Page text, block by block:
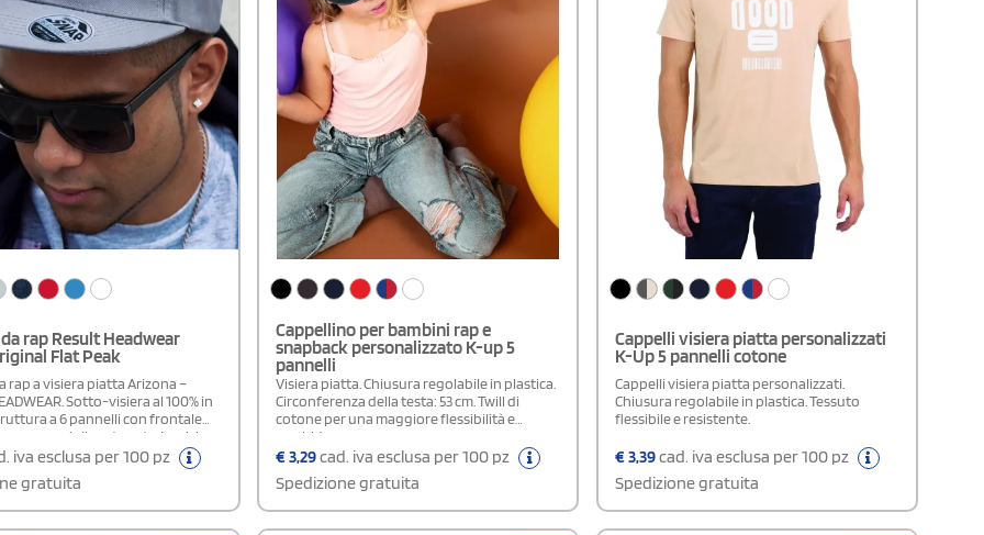
rap Result Headwear
Flat Peak
rap a visiera piatta Arizona –
Sotto-visiera al 100% in
a 6 pannelli con frontale
per una migliore tenuta. La visiera
sei linee di cucitura e
in PU che garantisce stabilità e
dotati di occhielli per una
e di pratica chiusura a
regolazione semplice e sicura.
iva esclusa per 100 pz
gratuita
Cappellino per bambini rap e
snapback personalizzato K-up 5
pannelli
Visiera piatta. Chiusura regolabile in plastica.
Circonferenza della testa: 53 cm. Twill di
cotone per una maggiore flessibilità e
morbidezza.
€3,29cad. iva esclusa per 100 pz
Spedizione gratuita
Cappelli visiera piatta personalizzati
K-Up 5 pannelli cotone
Cappelli visiera piatta personalizzati.
Chiusura regolabile in plastica. Tessuto
flessibile e resistente.
€3,39cad. iva esclusa per 100 pz
Spedizione gratuita